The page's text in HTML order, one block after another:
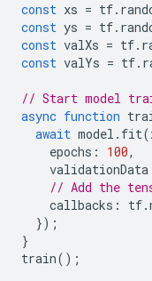
const xs = tf.
const ys = tf.
const valXs = tf.
const valYs = tf.
// Start model
async function
await model . fit(
epochs : 100,
validationData
// Add the
callbacks : tf.
});
}
train();